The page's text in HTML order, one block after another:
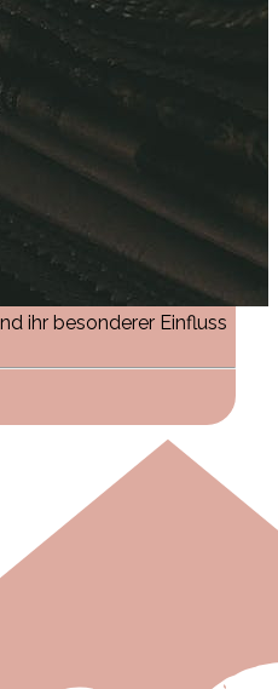
ihr besonderer Einfluss